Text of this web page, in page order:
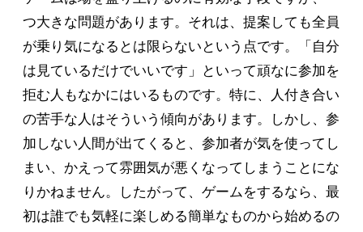
つ大きな問題があります。それは、提案しても全員
が乗り気になるとは限らないという点です。「自分
は見ているだけでいいです」といって頑なに参加を
拒む人もなかにはいるものです。特に、人付き合い
の苦手な人はそういう傾向があります。しかし、参
加しない人間が出てくると、参加者が気を使ってし
まい、かえって雰囲気が悪くなってしまうことにな
りかねません。したがって、ゲームをするなら、最
初は誰でも気軽に楽しめる簡単なものから始めるの